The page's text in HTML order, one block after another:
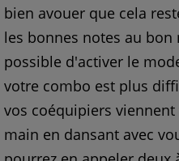
bien avouer que cela
les bonnes notes au
possible d'activer le
votre combo est plus
vos coéquipiers
main en dansant avec